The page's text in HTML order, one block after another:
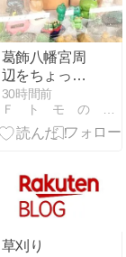
葛飾八幡宮周
辺をちょっと
ブラブラ
30時間前
Ｆ ト モ の 本 音
草刈り